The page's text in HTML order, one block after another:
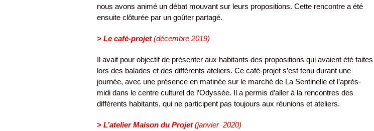
nous avons animé un débat mouvant sur leurs propositions. Cette rencontre a été
ensuite clôturée par un goûter partagé.
> Le café-projet(décembre 2019)
Il avait pour objectif de présenter aux habitants des propositions qui avaient été faites
lors des balades et des différents ateliers. Ce café-projet s’est tenu durant une
journée, avec une présence en matinée sur le marché de La Sentinelle et l’après-
midi dans le centre culturel de l’Odyssée. Il a permis d’aller à la rencontres des
différents habitants, qui ne participent pas toujours aux réunions et ateliers.
> L’atelier Maison du Projet(janvier 2020)